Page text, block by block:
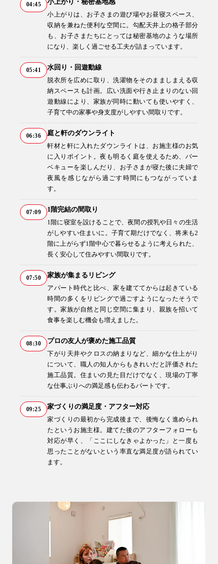
04:45
小上がり・秘密基地感
小上がりは、お子さまの遊び場やお昼寝スペース、
収納を兼ねた便利な空間に。勾配天井上の格子部分
も、お子さまたちにとっては秘密基地のような場所
になり、楽しく過ごせる工夫が詰まっています。
05:41
水回り・回遊動線
脱衣所を広めに取り、洗濯物をそのまましまえる収
納スペースも計画。広い洗面や行き止まりのない回
遊動線により、家族が同時に動いても使いやすく、
子育て中の家事や身支度がしやすい間取りです。
06:36
庭と軒のダウンライト
軒材と軒に入れたダウンライトは、お施主様のお気
に入りポイント。夜も明るく庭を使えるため、バー
ベキューを楽しんだり、お子さまが寝た後に夫婦で
夜風を感じながら過ごす時間にもつながっていま
す。
07:09
1階完結の間取り
1階に寝室を設けることで、夜間の授乳や日々の生活
がしやすい住まいに。子育て期だけでなく、将来も2
階に上がらず1階中心で暮らせるように考えられた、
長く安心して住みやすい間取りです。
07:50
家族が集まるリビング
アパート時代と比べ、家を建ててからは起きている
時間の多くをリビングで過ごすようになったそうで
す。家族が自然と同じ空間に集まり、親族を招いて
食事を楽しむ機会も増えました。
08:30
プロの友人が褒めた施工品質
下がり天井やクロスの納まりなど、細かな仕上がり
について、職人の知人からもきれいだと評価された
施工品質。住まいの見た目だけでなく、現場の丁寧
な仕事ぶりへの満足感も伝わるパートです。
09:25
家づくりの満足度・アフター対応
家づくりの最初から完成後まで、後悔なく進められ
たというお施主様。建てた後のアフターフォローも
対応が早く、「ここにしなきゃよかった」と一度も
思ったことがないという率直な満足度が語られてい
ます。